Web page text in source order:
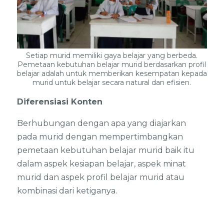
Setiap murid memiliki gaya belajar yang berbeda.
Pemetaan kebutuhan belajar murid berdasarkan profil
belajar adalah untuk memberikan kesempatan kepada
murid untuk belajar secara natural dan efisien.
Diferensiasi Konten
Berhubungan dengan apa yang diajarkan
pada murid dengan mempertimbangkan
pemetaan kebutuhan belajar murid baik itu
dalam aspek kesiapan belajar, aspek minat
murid dan aspek profil belajar murid atau
kombinasi dari ketiganya.